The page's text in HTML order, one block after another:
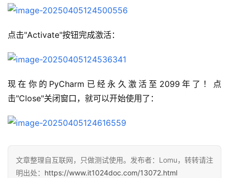
点击"Activate"按钮完成激活：
现在你的PyCharm已经永久激活至2099年了！点
击"Close"关闭窗口，就可以开始使用了：
文章整理自互联网，只做测试使用。发布者：Lomu，转转请注
明出处： https://www.it1024doc.com/13072.html